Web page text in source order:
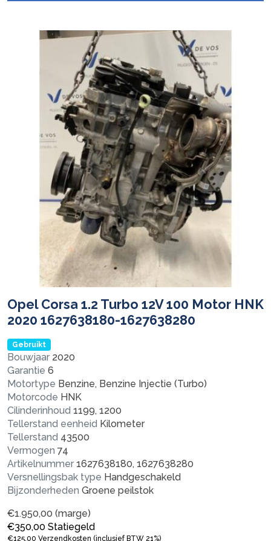
Opel Corsa 1.2 Turbo 12V 100 Motor HNK
2020 1627638180-1627638280
Gebruikt
Bouwjaar 2020
Garantie 6
Motortype Benzine, Benzine Injectie (Turbo)
Motorcode HNK
Cilinderinhoud 1199, 1200
Tellerstand eenheid Kilometer
Tellerstand 43500
Vermogen 74
Artikelnummer 1627638180, 1627638280
Versnellingsbak type Handgeschakeld
Bijzonderheden Groene peilstok
€1.950,00 (marge)
€350,00 Statiegeld
€125,00 Verzendkosten (inclusief BTW 21%)